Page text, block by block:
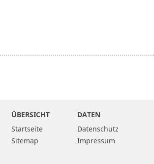
ÜBERSICHT
Startseite
Sitemap
DATEN
Datenschutz
Impressum